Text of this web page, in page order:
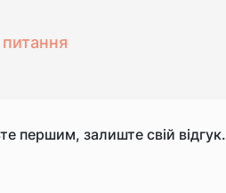
питання
першим, залиште свій відгук.